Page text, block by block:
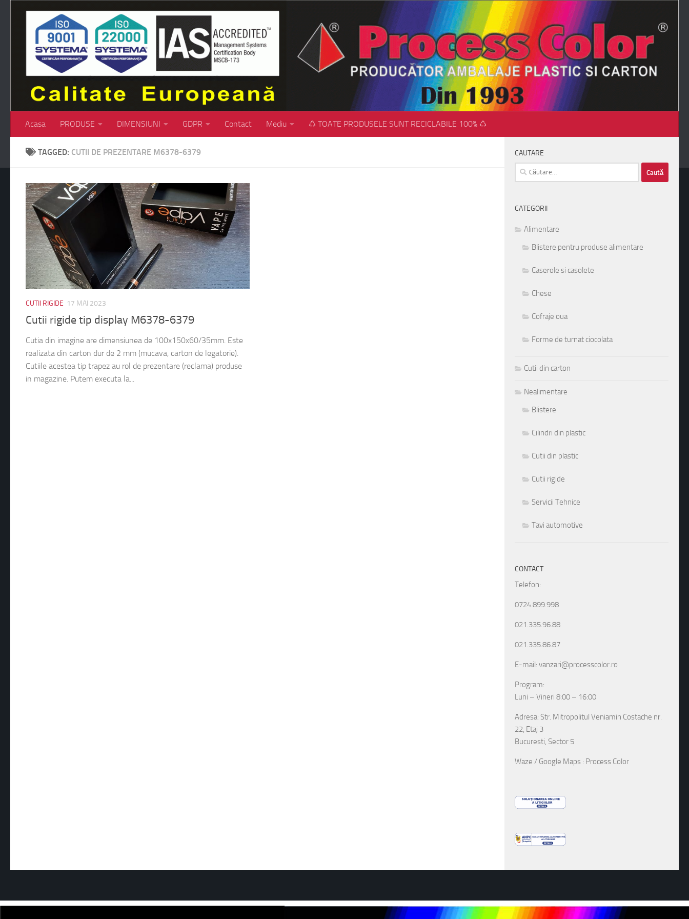
Skip to content
Acasa PRODUSE DIMENSIUNI GDPR Contact Mediu ♺ TOATE PRODUSELE SUNT RECICLABILE 100% ♺
TAGGED: CUTII DE PREZENTARE M6378-6379
CUTII RIGIDE 17 MAI 2023
Cutii rigide tip display M6378-6379
Cutia din imagine are dimensiunea de 100x150x60/35mm. Este
realizata din carton dur de 2 mm (mucava, carton de legatorie).
Cutiile acestea tip trapez au rol de prezentare (reclama) produse
in magazine. Putem executa la...
CAUTARE
Caută
după:
CATEGORII
Alimentare
Blistere pentru produse alimentare
Caserole si casolete
Chese
Cofraje oua
Forme de turnat ciocolata
Cutii din carton
Nealimentare
Blistere
Cilindri din plastic
Cutii din plastic
Cutii rigide
Servicii Tehnice
Tavi automotive
CONTACT
Telefon:
0724.899.998
021.335.96.88
021.335.86.87
E-mail: vanzari@processcolor.ro
Program:
Luni – Vineri 8:00 – 16:00
Adresa: Str. Mitropolitul Veniamin Costache nr.
22, Etaj 3
Bucuresti, Sector 5
Waze / Google Maps : Process Color